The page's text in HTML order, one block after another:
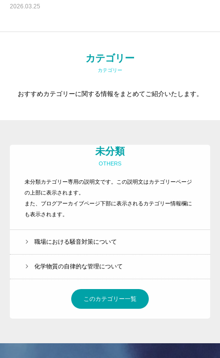
2026.03.25
カテゴリー
カテゴリー
おすすめカテゴリーに関する情報をまとめてご紹介いたします。
未分類
OTHERS
未分類カテゴリー専用の説明文です。この説明文はカテゴリーページ
の上部に表示されます。
また、ブログアーカイブページ下部に表示されるカテゴリー情報欄に
も表示されます。
職場における騒音対策について
化学物質の自律的な管理について
このカテゴリー一覧
トップ
事務所紹介
お客様の声
ライブラリー
よくある質問